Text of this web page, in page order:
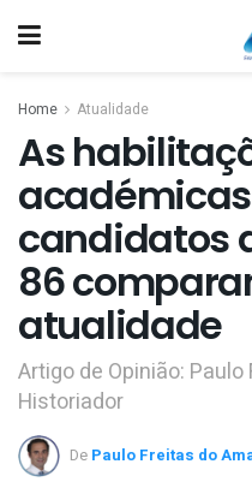
Home Atualidade
As
candidatos
86
atualidade
Artigo de Opinião:
Historiador
De Paulo Freitas do